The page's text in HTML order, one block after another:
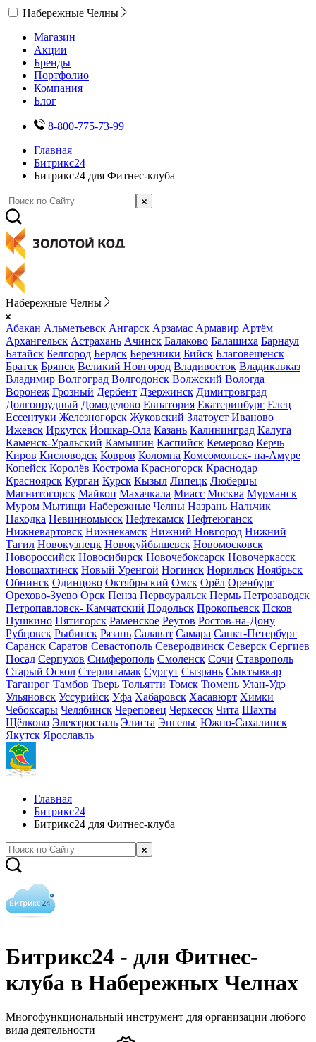
Набережные Челны
Магазин
Акции
Бренды
Портфолио
Компания
Блог
8-800-775-73-99
Главная
Битрикс24
Битрикс24 для Фитнес-клуба
Набережные Челны
Абакан Альметьевск Ангарск Арзамас Армавир Артём
Архангельск Астрахань Ачинск Балаково Балашиха Барнаул
Батайск Белгород Бердск Березники Бийск Благовещенск
Братск Брянск Великий Новгород Владивосток Владикавказ
Владимир Волгоград Волгодонск Волжский Вологда
Воронеж Грозный Дербент Дзержинск Димитровград
Долгопрудный Домодедово Евпатория Екатеринбург Елец
Ессентуки Железногорск Жуковский Златоуст Иваново
Ижевск Иркутск Йошкар-Ола Казань Калининград Калуга
Каменск-Уральский Камышин Каспийск Кемерово Керчь
Киров Кисловодск Ковров Коломна Комсомольск- на-Амуре
Копейск Королёв Кострома Красногорск Краснодар
Красноярск Курган Курск Кызыл Липецк Люберцы
Магнитогорск Майкоп Махачкала Миасс Москва Мурманск
Муром Мытищи Набережные Челны Назрань Нальчик
Находка Невинномысск Нефтекамск Нефтеюганск
Нижневартовск Нижнекамск Нижний Новгород Нижний
Тагил Новокузнецк Новокуйбышевск Новомосковск
Новороссийск Новосибирск Новочебоксарск Новочеркасск
Новошахтинск Новый Уренгой Ногинск Норильск Ноябрьск
Обнинск Одинцово Октябрьский Омск Орёл Оренбург
Орехово-Зуево Орск Пенза Первоуральск Пермь Петрозаводск
Петропавловск- Камчатский Подольск Прокопьевск Псков
Пушкино Пятигорск Раменское Реутов Ростов-на-Дону
Рубцовск Рыбинск Рязань Салават Самара Санкт-Петербург
Саранск Саратов Севастополь Северодвинск Северск Сергиев
Посад Серпухов Симферополь Смоленск Сочи Ставрополь
Старый Оскол Стерлитамак Сургут Сызрань Сыктывкар
Таганрог Тамбов Тверь Тольятти Томск Тюмень Улан-Удэ
Ульяновск Уссурийск Уфа Хабаровск Хасавюрт Химки
Чебоксары Челябинск Череповец Черкесск Чита Шахты
Щёлково Электросталь Элиста Энгельс Южно-Сахалинск
Якутск Ярославль
Главная
Битрикс24
Битрикс24 для Фитнес-клуба
Битрикс24 - для Фитнес-
клуба в Набережных Челнах
Многофункциональный инструмент для организации любого
вида деятельности